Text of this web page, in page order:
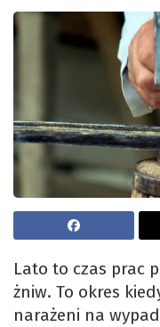
Lato to czas prac
żniw. To okres
narażeni na